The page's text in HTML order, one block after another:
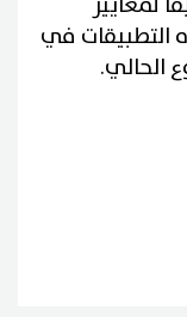
التطبيقات في
الحالي.